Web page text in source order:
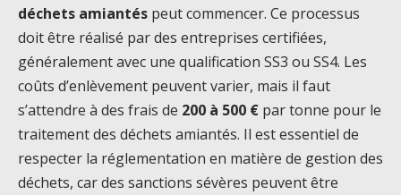
déchets amiantés peut commencer. Ce processus
doit être réalisé par des entreprises certifiées,
généralement avec une qualification SS3 ou SS4. Les
coûts d’enlèvement peuvent varier, mais il faut
s’attendre à des frais de 200 à 500 € par tonne pour le
traitement des déchets amiantés. Il est essentiel de
respecter la réglementation en matière de gestion des
déchets, car des sanctions sévères peuvent être